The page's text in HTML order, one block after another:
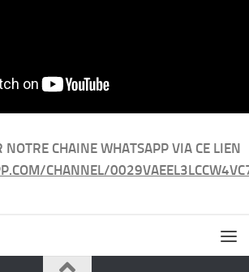
NOTRE CHAINE WHATSAPP VIA CE LIEN
CHANNEL/